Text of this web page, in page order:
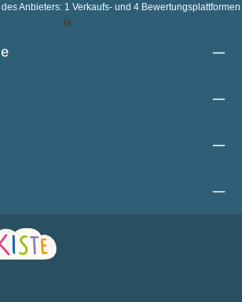
Anbieters: 1 Verkaufs- und 4 Bewertungsplattformen